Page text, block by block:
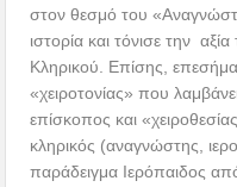
στον θεσμό του
ιστορία και τόνισε την
Κληρικού. Επίσης,
«χειροτονίας» που
επίσκοπος και
κληρικός (αναγνώστης,
παράδειγμα Ιερόπαιδος